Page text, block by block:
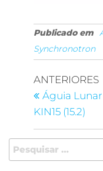
Publicado em
Synchronotron
ANTERIORES
Águia
KIN15 (15.2)